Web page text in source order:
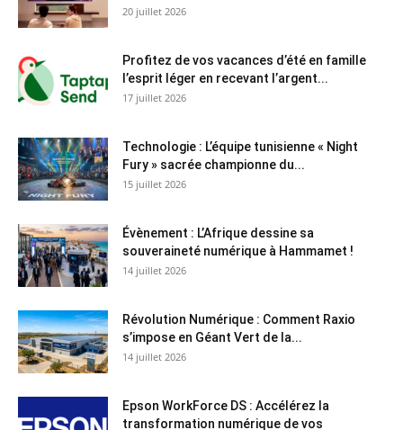
20 juillet 2026
Profitez de vos vacances d’été en famille
l’esprit léger en recevant l’argent...
17 juillet 2026
Technologie : L’équipe tunisienne « Night
Fury » sacrée championne du...
15 juillet 2026
Évènement : L’Afrique dessine sa
souveraineté numérique à Hammamet !
14 juillet 2026
Révolution Numérique : Comment Raxio
s’impose en Géant Vert de la...
14 juillet 2026
Epson WorkForce DS : Accélérez la
transformation numérique de vos